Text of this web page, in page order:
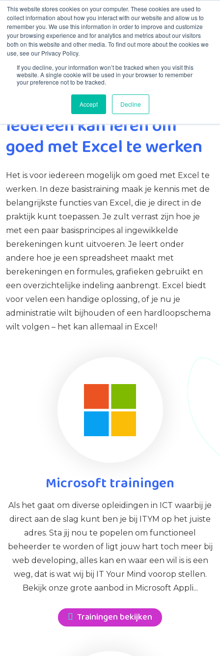
This website stores cookies on your computer. These cookies are used to
collect information about how you interact with our website and allow us to
remember you. We use this information in order to improve and customize
your browsing experience and for analytics and metrics about our visitors
both on this website and other media. To find out more about the cookies we
use, see our Privacy Policy.
If you decline, your information won’t be tracked when you visit this
website. A single cookie will be used in your browser to remember
your preference not to be tracked.
Accept Decline
Menu
Kennis & Training Excel Basis training
Iedereen kan leren om
goed met Excel te werken
Het is voor iedereen mogelijk om goed met Excel te
werken. In deze basistraining maak je kennis met de
belangrijkste functies van Excel, die je direct in de
praktijk kunt toepassen. Je zult verrast zijn hoe je
met een paar basisprincipes al ingewikkelde
berekeningen kunt uitvoeren. Je leert onder
andere hoe je een spreadsheet maakt met
berekeningen en formules, grafieken gebruikt en
een overzichtelijke indeling aanbrengt. Excel biedt
voor velen een handige oplossing, of je nu je
administratie wilt bijhouden of een hardloopschema
wilt volgen – het kan allemaal in Excel!
Microsoft trainingen
Als het gaat om diverse opleidingen in ICT waarbij je
direct aan de slag kunt ben je bij ITYM op het juiste
adres. Sta jij nou te popelen om functioneel
beheerder te worden of ligt jouw hart toch meer bij
web developing, alles kan en waar een wil is is een
weg, dat is wat wij bij IT Your Mind voorop stellen.
Bekijk onze grote aanbod in Microsoft Appli...
Trainingen bekijken